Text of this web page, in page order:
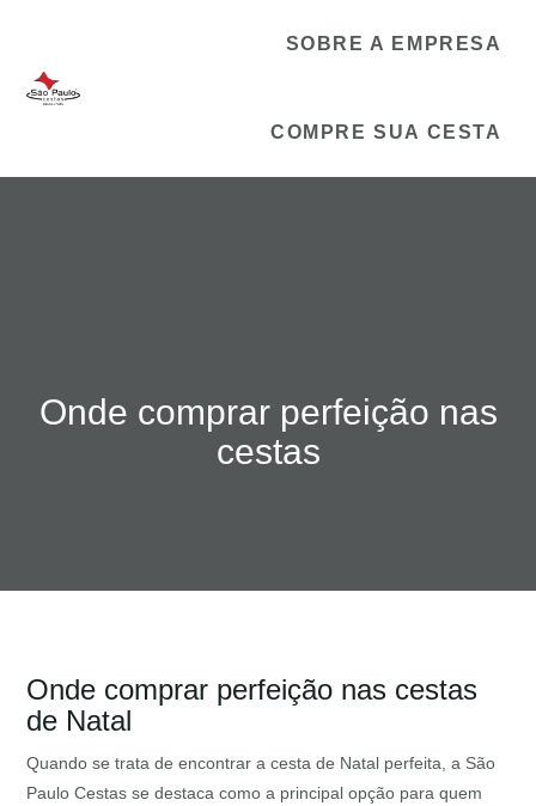
SOBRE A EMPRESA
COMPRE SUA CESTA
Onde comprar perfeição nas
cestas
Onde comprar perfeição nas cestas
de Natal
Quando se trata de encontrar a cesta de Natal perfeita, a São
Paulo Cestas se destaca como a principal opção para quem